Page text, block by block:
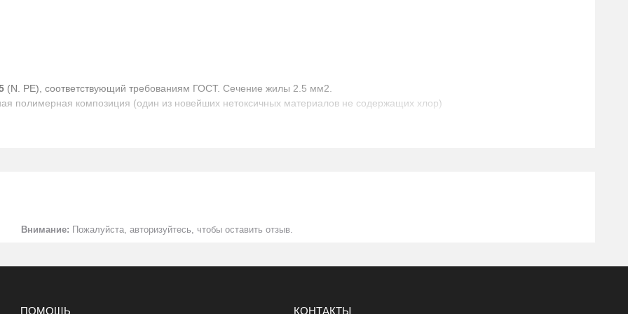
(N. PE), соответствующий требованиям ГОСТ. Сечение жилы 2.5 мм2.
полимерная композиция (один из новейших нетоксичных материалов не содержащих хлор)
не превышает 8 ч, а общая продолжительность работы в режиме однофазного короткого замыкания на землю не
Внимание: Пожалуйста, авторизуйтесь, чтобы оставить отзыв.
ПОМОЩЬ КОНТАКТЫ